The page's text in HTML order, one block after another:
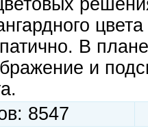
В
и
8547